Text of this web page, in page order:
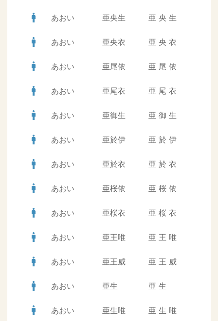
man あおい 亜央生 亜 央 生
man あおい 亜央衣 亜 央 衣
man あおい 亜尾依 亜 尾 依
man あおい 亜尾衣 亜 尾 衣
man あおい 亜御生 亜 御 生
man あおい 亜於伊 亜 於 伊
man あおい 亜於衣 亜 於 衣
man あおい 亜桜依 亜 桜 依
man あおい 亜桜衣 亜 桜 衣
man あおい 亜王唯 亜 王 唯
man あおい 亜王威 亜 王 威
man あおい 亜生 亜 生
man あおい 亜生唯 亜 生 唯